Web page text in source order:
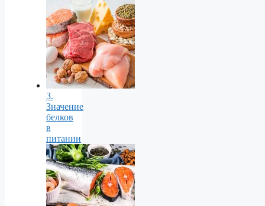
3.
Значение
белков
в
питании